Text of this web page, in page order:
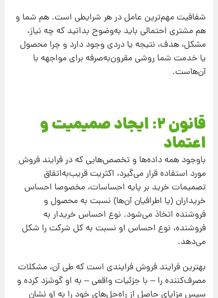
شفافیت مهم‌ترین عامل در هر شرایطی است. هم شما و
هم مشتری احتمالی باید به‌وضوح بدانید که چه نیاز،
مشکل، هدف، نتیجه یا دردی وجود دارد و چرا محصول
یا خدمت شما روشی مقرون‌به‌صرفه برای مواجهه با
آن‌هاست.
قانون 2: ایجاد صمیمیت و
اعتماد
با‌وجود همه داده‌ها و تخصص‌هایی که در فرایند فروش
مورد استفاده قرار می‌گیرد، اکثریت قریب‌به‌اتفاق
تصمیمات خرید بر پایه احساسات، مخصوصا احساس
خریداران (یا اطرافیان آن‌ها) نسبت به محصول و
فروشنده اتخاذ می‌شود. نوع احساس خریدار به
فروشنده، نوع احساس او نسبت به کل شرکت را شکل
می‌دهد.
بهترین فرایند فروش فرایندی است که طی آن، مشکلات
مصرف‌کننده را – با جزئیات واقعی – به او گوشزد کرده و
سپس مزایای حاصل از راه‌حل‌های خود را به او نشان